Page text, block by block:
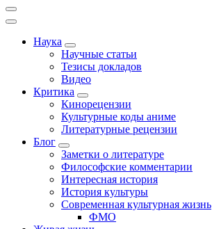
Наука
Научные статьи
Тезисы докладов
Видео
Критика
Кинорецензии
Культурные коды аниме
Литературные рецензии
Блог
Заметки о литературе
Философские комментарии
Интересная история
История культуры
Современная культурная жизнь
ФМО